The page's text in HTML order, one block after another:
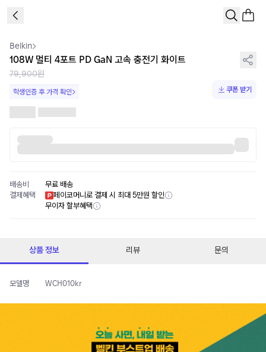
Belkin
108W 멀티 4포트 PD GaN 고속 충전기 화이트
79,900원
학생인증 후 가격 확인 쿠폰 받기
배송비
무료 배송
결제혜택
페이코머니로 결제 시 최대 5만원 할인
무이자 할부혜택
상품 정보 리뷰 문의
모델명 WCH010kr